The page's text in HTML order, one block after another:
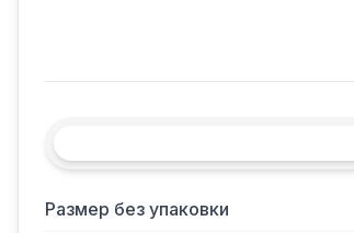
Размер без упаковки